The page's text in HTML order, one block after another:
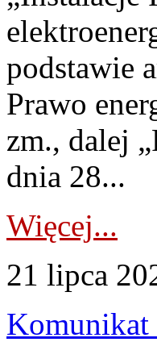
podstawie
Prawo
zm., dalej
dnia 28...
Więcej...
21 lipca
Komunikat